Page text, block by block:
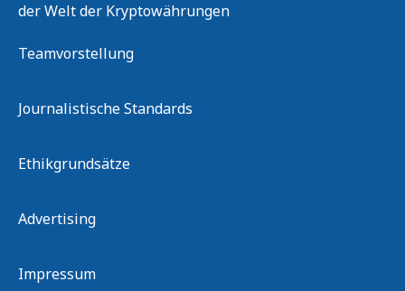
der Welt der Kryptowährungen
Teamvorstellung
Journalistische Standards
Ethikgrundsätze
Advertising
Impressum